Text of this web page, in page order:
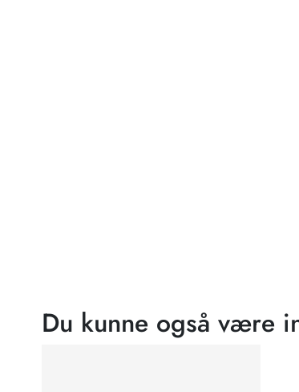
Du kunne også være